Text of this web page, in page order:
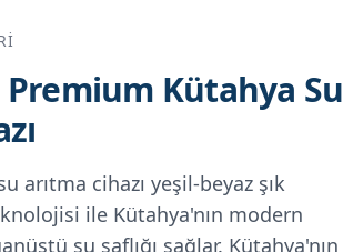
Premium Kütahya Su
arıtma cihazı yeşil-beyaz şık
ile Kütahya'nın modern
su saflığı sağlar. Kütahya'nın